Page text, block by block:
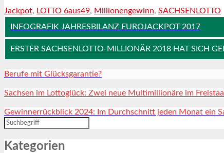
Jackpot, LOTTO 6aus49, Millionengewinn, SACHSENLOTTO
INFOGRAFIK JAHRESBILANZ EUROJACKPOT 2017
ERSTER SACHSENLOTTO-MILLIONÄR 2018 HAT SICH
Berufe mit Glücksgarantie?
Sachsen im Lottoglück: Zwei neue Multimillionäre im
Gewinnerrückblick 2024: Im Durchschnitt jeden Monat ein
Kategorien